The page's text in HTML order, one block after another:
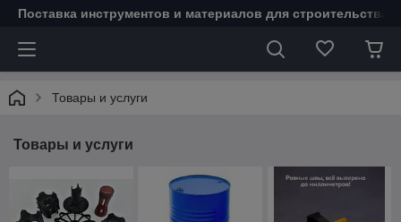
Поставка инструментов и материалов для строительства
Товары и услуги
Товары и услуги